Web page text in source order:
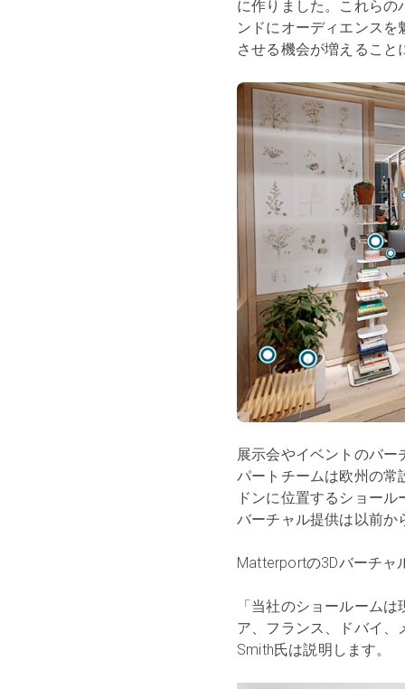
に作りました。これら
ンドにオーディエンス
させる機会が増えること
展示会やイベントのバ
パートチームは欧州の常
ドンに位置するショー
バーチャル提供は以前
Matterportの3Dバーチャ
「当社のショールーム
ア、フランス、ドバイ
Smith氏は説明します。